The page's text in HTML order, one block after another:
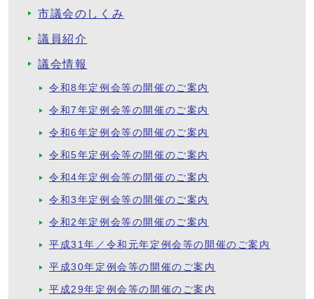
市議会のしくみ
議員紹介
議会情報
令和8年定例会等の開催のご案内
令和7年定例会等の開催のご案内
令和6年定例会等の開催のご案内
令和5年定例会等の開催のご案内
令和4年定例会等の開催のご案内
令和3年定例会等の開催のご案内
令和2年定例会等の開催のご案内
平成31年／令和元年定例会等の開催のご案内
平成30年定例会等の開催のご案内
平成29年定例会等の開催のご案内